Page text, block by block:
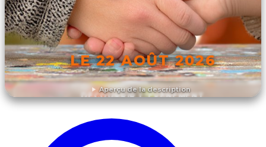
Aperçu de la description
LE 22 AOÛT 2026
DÉCOUVRIR L'ÉVÉNEMENT